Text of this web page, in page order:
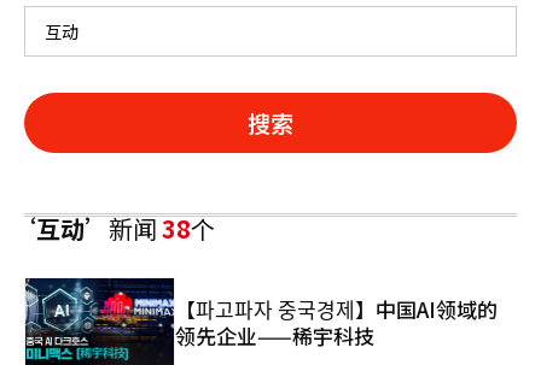
搜索
‘互动’新闻38个
【파고파자 중국경제】中国AI领域的
领先企业——稀宇科技